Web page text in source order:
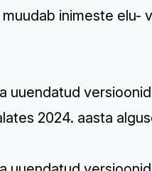
inimeste elu-
uuendatud
2024. aasta